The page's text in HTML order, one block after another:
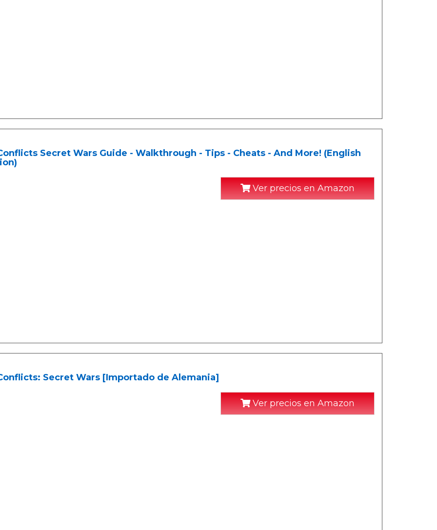
Secret Wars Guide - Walkthrough - Tips - Cheats - And More! (English
Ver precios en Amazon
Secret Wars [Importado de Alemania]
Ver precios en Amazon